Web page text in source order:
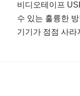
비디오테이프
수 있는 훌륭한
기기가 점점 사